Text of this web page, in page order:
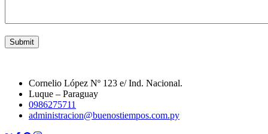
Cornelio López Nº 123 e/ Ind. Nacional.
Luque – Paraguay
0986275711
administracion@buenostiempos.com.py